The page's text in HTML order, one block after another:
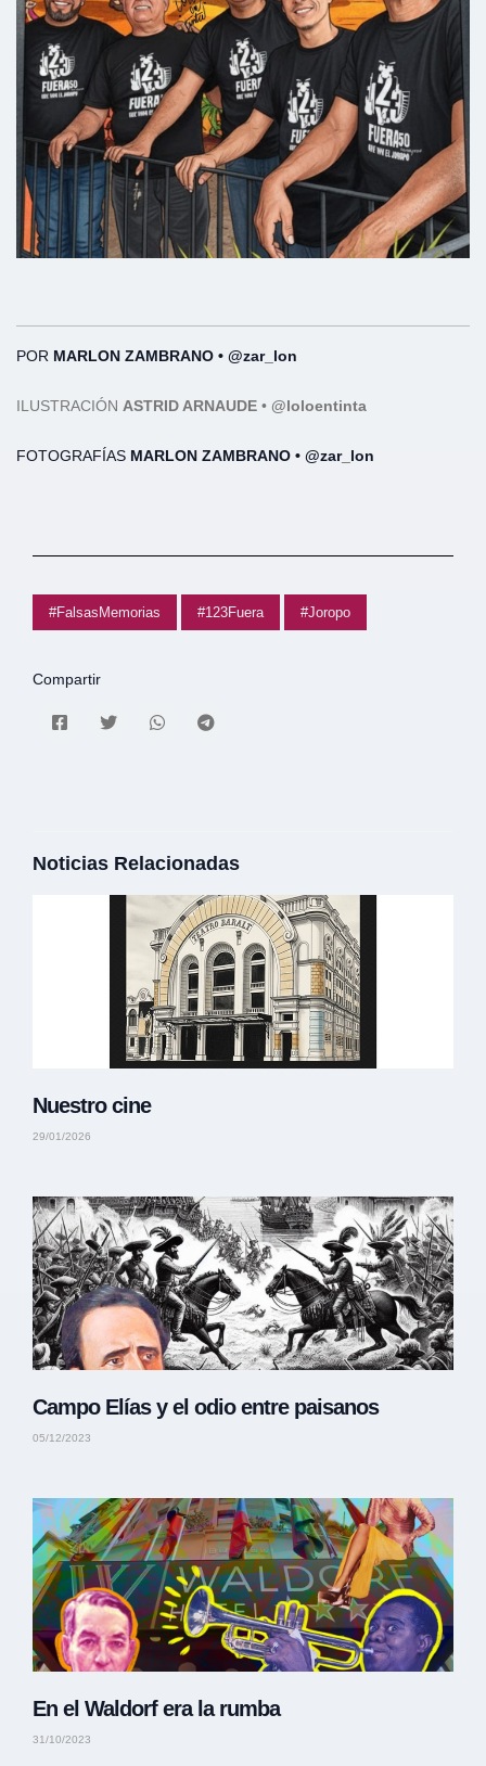
POR MARLON ZAMBRANO • @zar_lon
ILUSTRACIÓN ASTRID ARNAUDE • @loloentinta
FOTOGRAFÍAS MARLON ZAMBRANO • @zar_lon
#FalsasMemorias #123Fuera #Joropo
Compartir
Noticias Relacionadas
Nuestro cine
29/01/2026
Campo Elías y el odio entre paisanos
05/12/2023
En el Waldorf era la rumba
31/10/2023